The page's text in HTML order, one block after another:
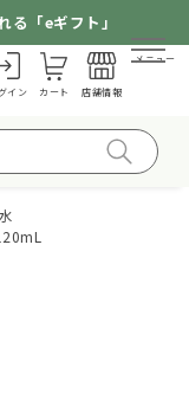
る「eギフト」
イン カート 店舗情報
メニュー